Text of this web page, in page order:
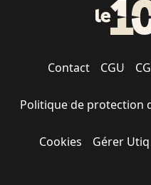
Contact CGU
Politique de protection
Cookies Gérer Utiq